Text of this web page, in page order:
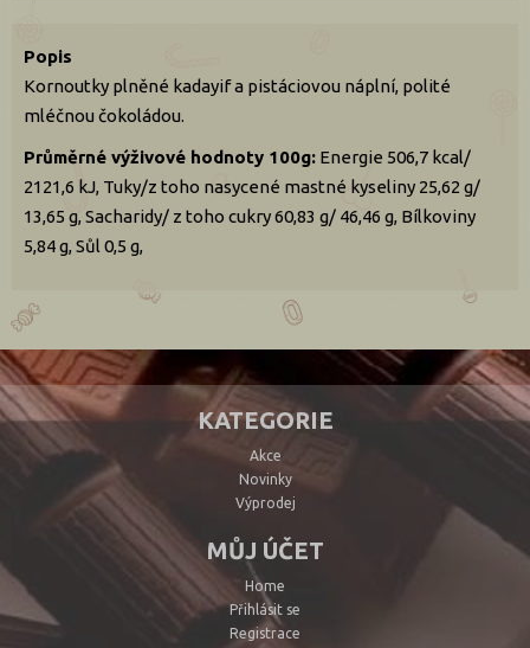
Popis
Kornoutky plněné kadayif a pistáciovou náplní, polité
mléčnou čokoládou.
Průměrné výživové hodnoty 100g: Energie 506,7 kcal/
2121,6 kJ, Tuky/z toho nasycené mastné kyseliny 25,62 g/
13,65 g, Sacharidy/ z toho cukry 60,83 g/ 46,46 g, Bílkoviny
5,84 g, Sůl 0,5 g,
KATEGORIE
Akce
Novinky
Výprodej
MŮJ ÚČET
Home
Přihlásit se
Registrace